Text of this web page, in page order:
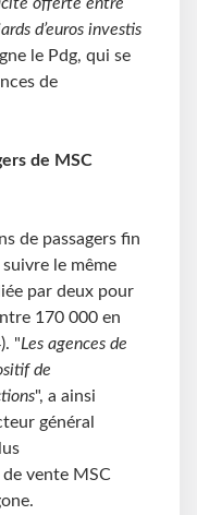
offerte entre
d’euros investis
le Pdg, qui se
de
de MSC
de passagers fin
le même
par deux pour
170 000 en
"Les agences de
de
", a ainsi
général
vente MSC